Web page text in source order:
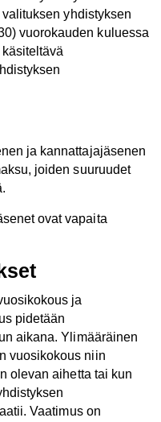
yhdistyksen
vuorokauden kuluessa
ja kannattajajäsenen
joiden suuruudet
ovat vapaita
ja
pidetään
aikana. Ylimääräinen
vuosikokous niin
olevan aihetta tai kun
Vaatimus on